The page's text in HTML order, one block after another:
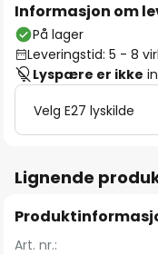
Informasjon om
På lager
Leveringstid: 5 - 8
Lyspære er ikke
Velg E27 lyskilde
Lignende
Art. nr.: